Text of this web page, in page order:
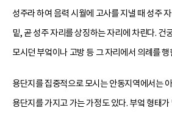
성주라 하여 음력 시월에 고사를 지낼 때 성주
밑, 곧 성주 자리를 상징하는 자리에 차린다. 건
모시던 부엌이나 고방 등 그 자리에서 의례를 행
용단지를 집중적으로 모시는 안동지역에서는
용단지를 가지고 가는 가정도 있다. 부엌 형태